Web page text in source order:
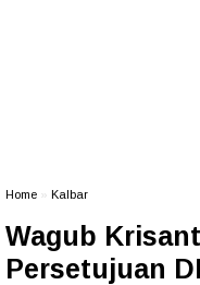
Home Kalbar
Wagub
Persetujuan